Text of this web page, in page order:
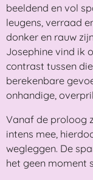
beeldend en vol
leugens, verraad
donker en rauw
Josephine vind ik
contrast tussen
berekenbare
onhandige,
Vanaf de proloog
intens mee,
wegleggen. De
het geen moment